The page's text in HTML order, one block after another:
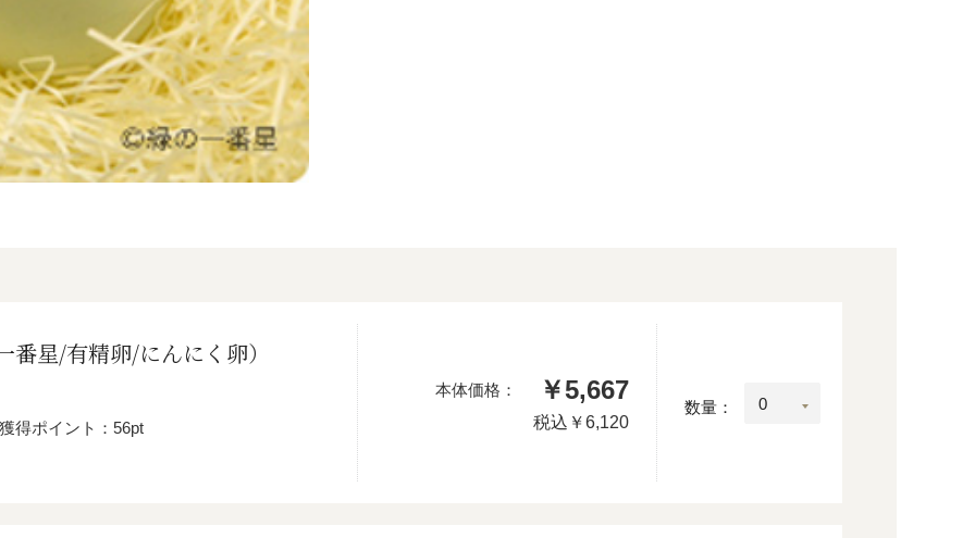
番星/有精卵/にんにく卵）
獲得ポイント：56pt
本体価格： ￥5,667
税込 ￥6,120
数量：